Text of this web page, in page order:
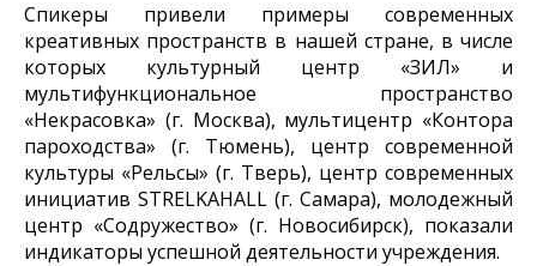
Спикеры привели примеры современных
креативных пространств в нашей стране, в числе
которых культурный центр «ЗИЛ» и
мультифункциональное пространство
«Некрасовка» (г. Москва), мультицентр «Контора
пароходства» (г. Тюмень), центр современной
культуры «Рельсы» (г. Тверь), центр современных
инициатив STRELKAHALL (г. Самара), молодежный
центр «Содружество» (г. Новосибирск), показали
индикаторы успешной деятельности учреждения.